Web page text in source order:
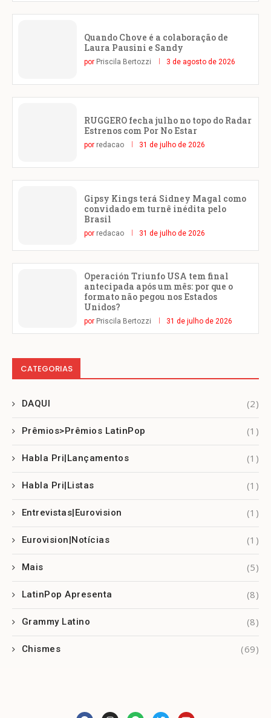
Quando Chove é a colaboração de
Laura Pausini e Sandy
por Priscila Bertozzi 3 de agosto de 2026
RUGGERO fecha julho no topo do Radar
Estrenos com Por No Estar
por redacao 31 de julho de 2026
Gipsy Kings terá Sidney Magal como
convidado em turnê inédita pelo
Brasil
por redacao 31 de julho de 2026
Operación Triunfo USA tem final
antecipada após um mês: por que o
formato não pegou nos Estados
Unidos?
por Priscila Bertozzi 31 de julho de 2026
CATEGORIAS
DAQUI (2)
Prêmios>Prêmios LatinPop (1)
Habla Pri|Lançamentos (1)
Habla Pri|Listas (1)
Entrevistas|Eurovision (1)
Eurovision|Notícias (1)
Mais (5)
LatinPop Apresenta (8)
Grammy Latino (8)
Chismes (69)